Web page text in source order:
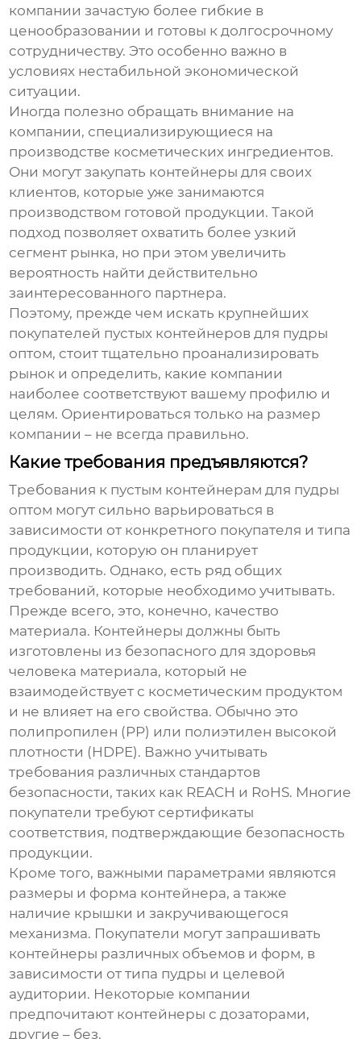
компании зачастую более гибкие в
ценообразовании и готовы к долгосрочному
сотрудничеству. Это особенно важно в
условиях нестабильной экономической
ситуации.
Иногда полезно обращать внимание на
компании, специализирующиеся на
производстве косметических ингредиентов.
Они могут закупать контейнеры для своих
клиентов, которые уже занимаются
производством готовой продукции. Такой
подход позволяет охватить более узкий
сегмент рынка, но при этом увеличить
вероятность найти действительно
заинтересованного партнера.
Поэтому, прежде чем искать крупнейших
покупателей пустых контейнеров для пудры
оптом, стоит тщательно проанализировать
рынок и определить, какие компании
наиболее соответствуют вашему профилю и
целям. Ориентироваться только на размер
компании – не всегда правильно.
Какие требования предъявляются?
Требования к пустым контейнерам для пудры
оптом могут сильно варьироваться в
зависимости от конкретного покупателя и типа
продукции, которую он планирует
производить. Однако, есть ряд общих
требований, которые необходимо учитывать.
Прежде всего, это, конечно, качество
материала. Контейнеры должны быть
изготовлены из безопасного для здоровья
человека материала, который не
взаимодействует с косметическим продуктом
и не влияет на его свойства. Обычно это
полипропилен (PP) или полиэтилен высокой
плотности (HDPE). Важно учитывать
требования различных стандартов
безопасности, таких как REACH и RoHS. Многие
покупатели требуют сертификаты
соответствия, подтверждающие безопасность
продукции.
Кроме того, важными параметрами являются
размеры и форма контейнера, а также
наличие крышки и закручивающегося
механизма. Покупатели могут запрашивать
контейнеры различных объемов и форм, в
зависимости от типа пудры и целевой
аудитории. Некоторые компании
предпочитают контейнеры с дозаторами,
другие – без.